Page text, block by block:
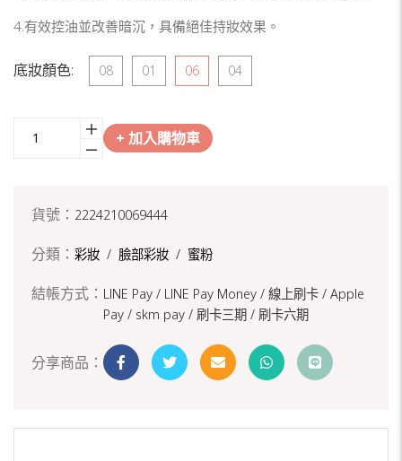
4.有效控油並改善暗沉，具備絕佳持妝效果。
底妝顏色: 08 01 06 04
+ 加入購物車
貨號： 2224210069444
分類： 彩妝 / 臉部彩妝 / 蜜粉
結帳方式： LINE Pay / LINE Pay Money / 線上刷卡 / Apple
Pay / skm pay / 刷卡三期 / 刷卡六期
分享商品：